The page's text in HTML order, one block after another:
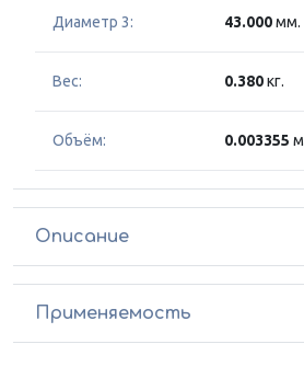
Диаметр 3: 43.000мм.
Вес: 0.380кг.
Объём: 0.003355 м
Описание
Применяемость